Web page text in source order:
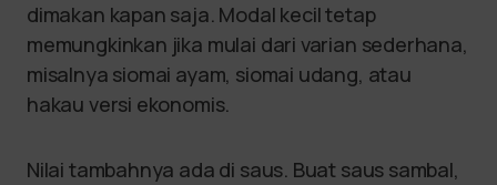
dimakan kapan saja. Modal kecil tetap
memungkinkan jika mulai dari varian sederhana,
misalnya siomai ayam, siomai udang, atau
hakau versi ekonomis.
Nilai tambahnya ada di saus. Buat saus sambal,